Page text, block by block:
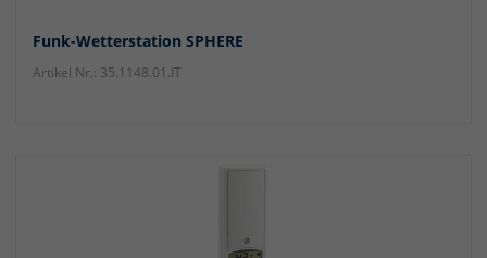
Funk-Wetterstation SPHERE
Artikel Nr.: 35.1148.01.IT